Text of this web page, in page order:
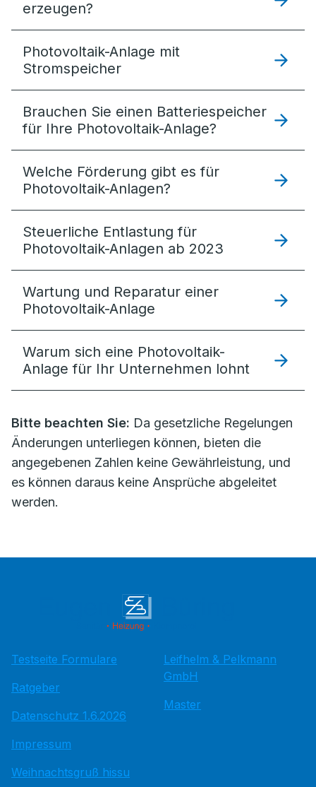
erzeugen?
Photovoltaik-Anlage mit
Stromspeicher
Brauchen Sie einen Batteriespeicher
für Ihre Photovoltaik-Anlage?
Welche Förderung gibt es für
Photovoltaik-Anlagen?
Steuerliche Entlastung für
Photovoltaik-Anlagen ab 2023
Wartung und Reparatur einer
Photovoltaik-Anlage
Warum sich eine Photovoltaik-
Anlage für Ihr Unternehmen lohnt
Bitte beachten Sie: Da gesetzliche Regelungen
Änderungen unterliegen können, bieten die
angegebenen Zahlen keine Gewährleistung, und
es können daraus keine Ansprüche abgeleitet
werden.
Testseite Formulare
Ratgeber
Datenschutz 1.6.2026
Impressum
Weihnachtsgruß hissu
Leifhelm & Pelkmann
GmbH
Master